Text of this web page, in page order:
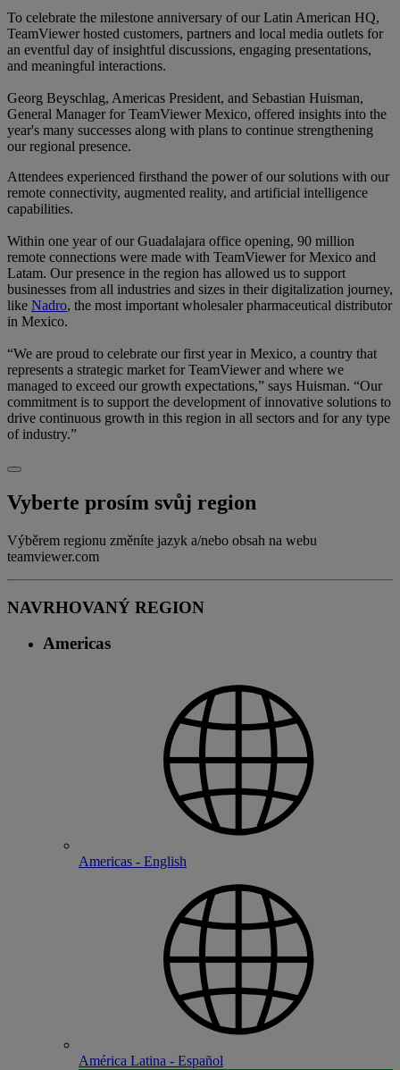
To celebrate the milestone anniversary of our Latin American HQ,
TeamViewer hosted customers, partners and local media outlets for
an eventful day of insightful discussions, engaging presentations,
and meaningful interactions.
Georg Beyschlag, Americas President, and Sebastian Huisman,
General Manager for TeamViewer Mexico, offered insights into the
year's many successes along with plans to continue strengthening
our regional presence.
Attendees experienced firsthand the power of our solutions with our
remote connectivity, augmented reality, and artificial intelligence
capabilities.
Within one year of our Guadalajara office opening, 90 million
remote connections were made with TeamViewer for Mexico and
Latam. Our presence in the region has allowed us to support
businesses from all industries and sizes in their digitalization journey,
like Nadro, the most important wholesaler pharmaceutical distributor
in Mexico.
“We are proud to celebrate our first year in Mexico, a country that
represents a strategic market for TeamViewer and where we
managed to exceed our growth expectations,” says Huisman. “Our
commitment is to support the development of innovative solutions to
drive continuous growth in this region in all sectors and for any type
of industry.”
Vyberte prosím svůj region
Výběrem regionu změníte jazyk a/nebo obsah na webu
teamviewer.com
NAVRHOVANÝ REGION
Americas
Americas - English
América Latina - Español